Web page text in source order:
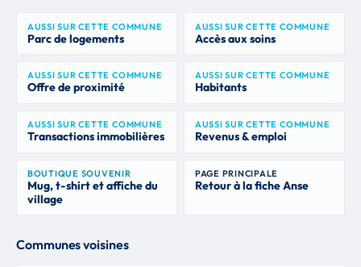
AUSSI SUR CETTE COMMUNE
Parc de logements
AUSSI SUR CETTE COMMUNE
Accès aux soins
AUSSI SUR CETTE COMMUNE
Offre de proximité
AUSSI SUR CETTE COMMUNE
Habitants
AUSSI SUR CETTE COMMUNE
Transactions immobilières
AUSSI SUR CETTE COMMUNE
Revenus & emploi
BOUTIQUE SOUVENIR
Mug, t-shirt et affiche du
village
PAGE PRINCIPALE
Retour à la fiche Anse
Communes voisines